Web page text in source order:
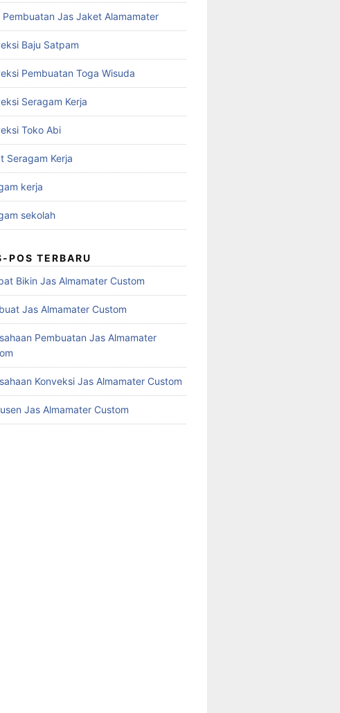
Pembuatan Jas Jaket Alamamater
Baju Satpam
Pembuatan Toga Wisuda
Seragam Kerja
Toko Abi
Seragam Kerja
kerja
sekolah
POS TERBARU
Bikin Jas Almamater Custom
Jas Almamater Custom
Pembuatan Jas Almamater
Konveksi Jas Almamater Custom
Jas Almamater Custom